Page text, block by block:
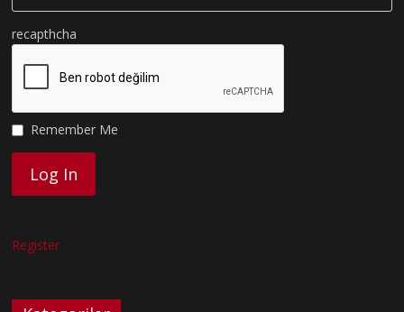
recapthcha
Remember Me
Register